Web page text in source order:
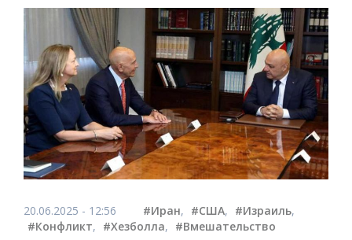
20.06.2025 - 12:56 #Иран, #США, #Израиль,
#Конфликт, #Хезболла, #Вмешательство